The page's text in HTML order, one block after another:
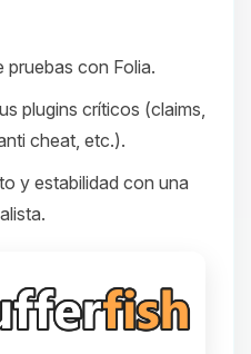
pruebas con Folia.
plugins críticos (claims,
cheat, etc.).
y estabilidad con una